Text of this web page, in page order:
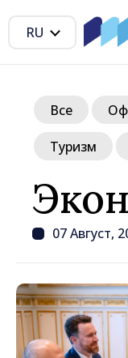
RU
07 Август,
Все
Туризм